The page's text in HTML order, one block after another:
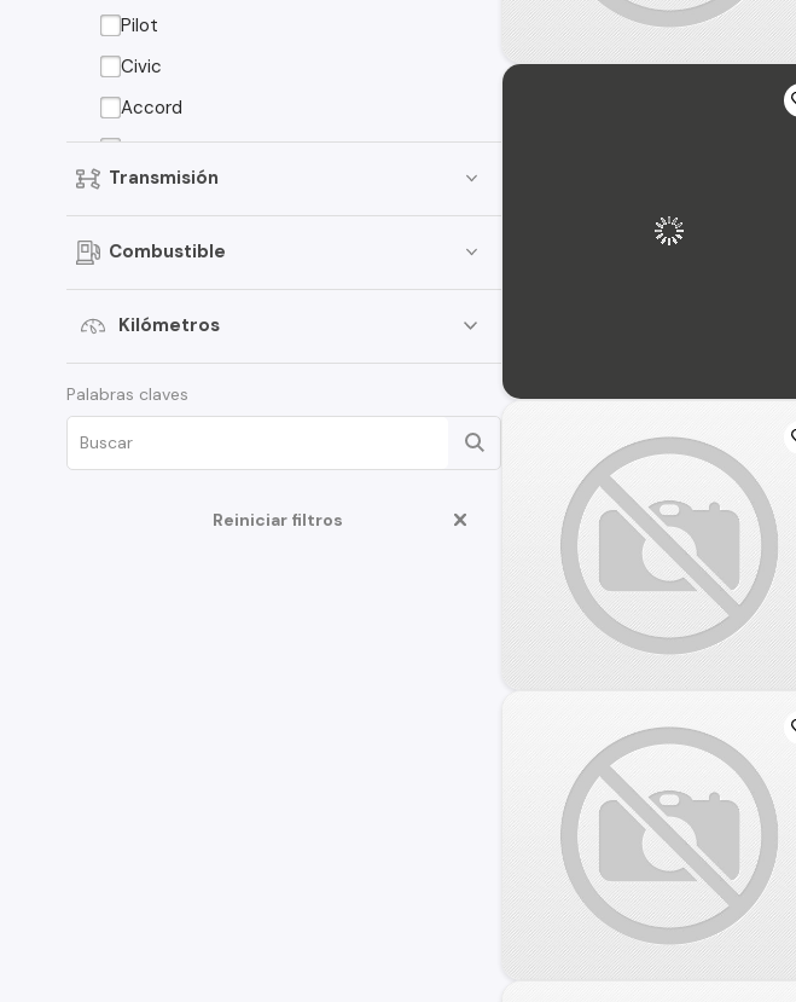
Pilot
Civic
Accord
Fit
Ridgeline
Transmisión
Combustible
Kilómetros
Palabras claves
Reiniciar filtros